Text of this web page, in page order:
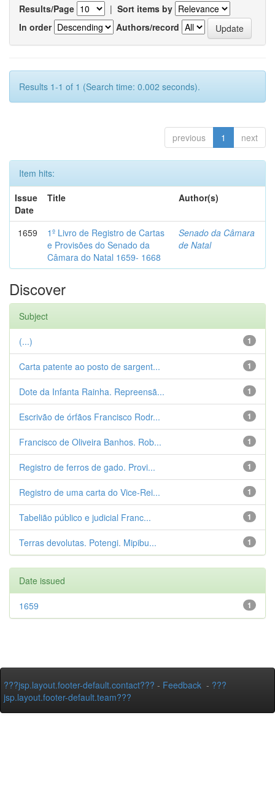
Results/Page | Sort items by
In order
Authors/record
Results 1-1 of 1 (Search time: 0.002 seconds).
previous 1 next
Item hits:
Issue
Date
Title Author(s)
1659
1º Livro de Registro de Cartas
e Provisões do Senado da
Câmara do Natal 1659- 1668
Senado da Câmara
de Natal
Discover
Subject
1
(...)
1
Carta patente ao posto de sargent...
1
Dote da Infanta Rainha. Repreensã...
1
Escrivão de órfãos Francisco Rodr...
1
Francisco de Oliveira Banhos. Rob...
1
Registro de ferros de gado. Provi...
1
Registro de uma carta do Vice-Rei...
1
Tabelião público e judicial Franc...
1
Terras devolutas. Potengi. Mipibu...
Date issued
1
1659
???jsp.layout.footer-default.contact??? - Feedback - ???
jsp.layout.footer-default.team???